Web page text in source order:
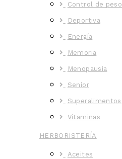
Control de peso
Deportiva
Energía
Memoria
Menopausia
Senior
Superalimentos
Vitaminas
HERBORISTERÍA
Aceites